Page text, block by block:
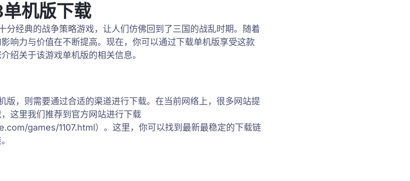
机版下载
分经典的战争策略游戏，让人们仿佛回到了三国的战乱时期。随着
响力与价值在不断提高。现在，你可以通过下载单机版享受这款
绍关于该游戏单机版的相关信息。
版，则需要通过合适的渠道进行下载。在当前网络上，很多网站提
这里我们推荐到官方网站进行下载
games/1107.html）。这里，你可以找到最新最稳定的下载链